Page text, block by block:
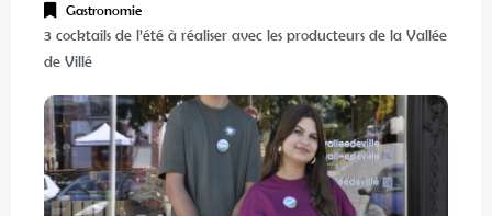
Gastronomie
3 cocktails de l’été à réaliser avec les producteurs de la Vallée
de Villé